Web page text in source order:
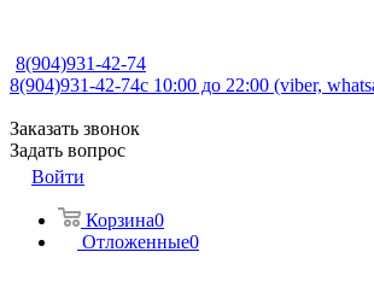
8(904)931-42-74
8(904)931-42-74с 10:00 до 22:00 (viber,
Заказать звонок
Задать вопрос
Войти
Корзина0
Отложенные0